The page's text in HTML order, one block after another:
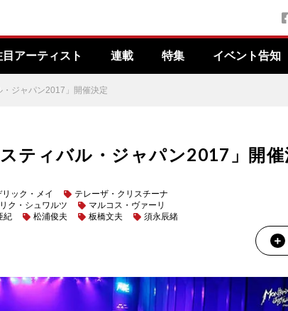
目アーティスト 連載 特集 イベント告知
・ジャパン2017」開催決定
ティバル・ジャパン2017」開催
リック・メイ
テレーザ・クリスチーナ
ク・シュワルツ
マルコス・ヴァーリ
紀 松浦俊夫 板橋文夫 須永辰緒